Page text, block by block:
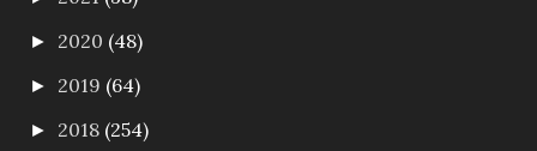
► 2020 (48)
► 2019 (64)
► 2018 (254)